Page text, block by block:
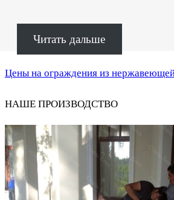
Читать дальше
Цены на ограждения из
НАШЕ ПРОИЗВОДСТВО